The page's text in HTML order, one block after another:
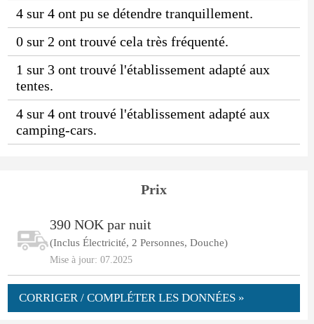
4 sur 4 ont pu se détendre tranquillement.
0 sur 2 ont trouvé cela très fréquenté.
1 sur 3 ont trouvé l'établissement adapté aux
tentes.
4 sur 4 ont trouvé l'établissement adapté aux
camping-cars.
Prix
390 NOK par nuit
(Inclus Électricité, 2 Personnes, Douche)
Mise à jour: 07.2025
CORRIGER / COMPLÉTER LES DONNÉES »